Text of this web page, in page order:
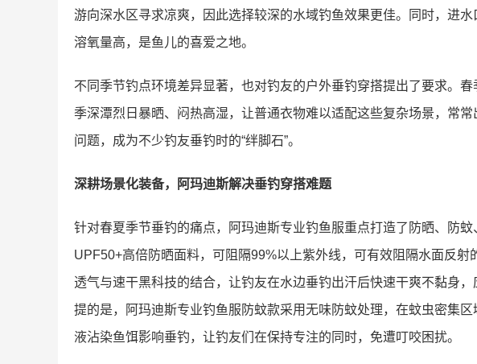
游向深水区寻求凉爽，因此选择较深的水域钓鱼效果更佳。同时，进水
溶氧量高，是鱼儿的喜爱之地。
不同季节钓点环境差异显著，也对钓友的户外垂钓穿搭提出了要求。
季深潭烈日暴晒、闷热高湿，让普通衣物难以适配这些复杂场景，常
问题，成为不少钓友垂钓时的“绊脚石”。
深耕场景化装备，阿玛迪斯解决垂钓穿搭难题
针对春夏季节垂钓的痛点，阿玛迪斯专业钓鱼服重点打造了防晒、防
UPF50+高倍防晒面料，可阻隔99%以上紫外线，可有效阻隔水面反射
透气与速干黑科技的结合，让钓友在水边垂钓出汗后快速干爽不黏身
提的是，阿玛迪斯专业钓鱼服防蚊款采用无味防蚊处理，在蚊虫密集
液沾染鱼饵影响垂钓，让钓友们在保持专注的同时，免遭叮咬困扰。